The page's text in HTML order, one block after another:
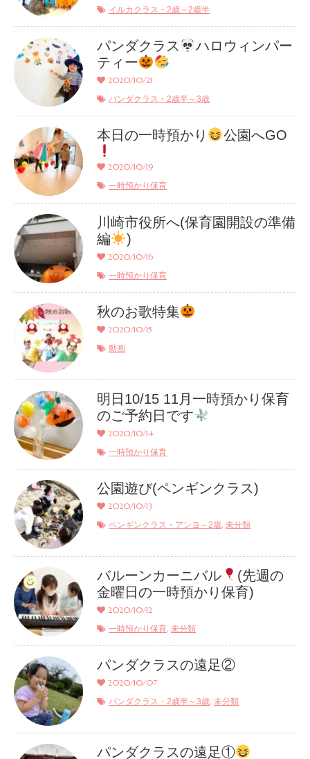
イルカクラス・2歳～2歳半
パンダクラス
ハロウィンパー
ティー
2020/10/21
パンダクラス・2歳半～3歳
本日の一時預かり 公園へGO
2020/10/19
一時預かり保育
川崎市役所へ(保育園開設の準備
編
)
2020/10/16
一時預かり保育
秋のお歌特集
2020/10/15
動画
明日10/15 11月一時預かり保育
のご予約日です
2020/10/14
一時預かり保育
公園遊び(ペンギンクラス)
2020/10/13
ペンギンクラス・アンヨ～2歳, 未分類
バルーンカーニバル
(先週の
金曜日の一時預かり保育)
2020/10/12
一時預かり保育, 未分類
パンダクラスの遠足②
2020/10/07
パンダクラス・2歳半～3歳, 未分類
パンダクラスの遠足①